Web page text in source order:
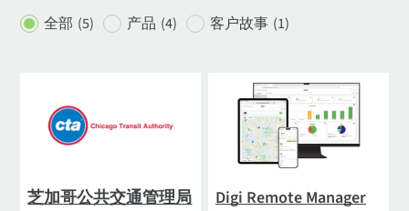
全部 (5) 产品 (4) 客户故事 (1)
芝加哥公共交通管理局
Digi Remote Manager